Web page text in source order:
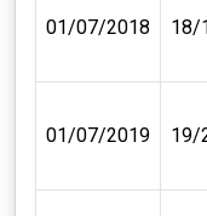
01/07/2018 18/
01/07/2019 19/